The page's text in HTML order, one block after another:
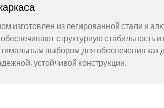
изготовлен из легированной стали и
структурную стабильность и
выбором для обеспечения как
устойчивой конструкции.